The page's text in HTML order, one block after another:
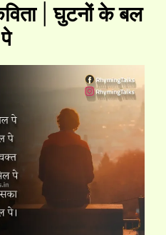
|घुटनों के बल
पे